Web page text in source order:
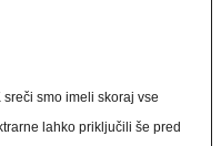
smo imeli skoraj vse
lahko priključili še pred